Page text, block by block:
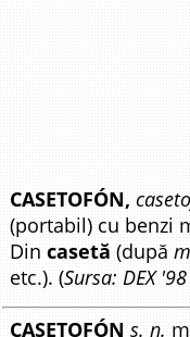
CASETOFÓN,
(portabil) cu benzi
Dincasetă (după
etc.). (Sursa: DEX '98
CASETOFÓN s. n.